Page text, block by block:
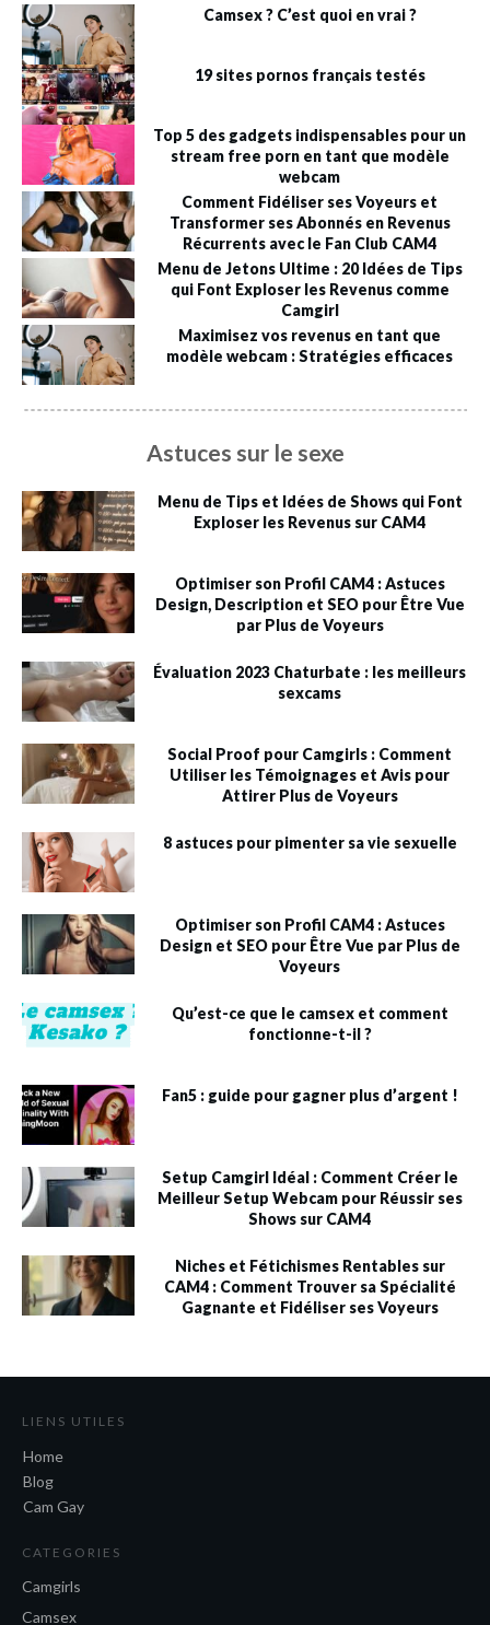
Camsex ? C’est quoi en vrai ?
19 sites pornos français testés
Top 5 des gadgets indispensables pour un
stream free porn en tant que modèle
webcam
Comment Fidéliser ses Voyeurs et
Transformer ses Abonnés en Revenus
Récurrents avec le Fan Club CAM4
Menu de Jetons Ultime : 20 Idées de Tips
qui Font Exploser les Revenus comme
Camgirl
Maximisez vos revenus en tant que
modèle webcam : Stratégies efficaces
Astuces sur le sexe
Menu de Tips et Idées de Shows qui Font
Exploser les Revenus sur CAM4
Optimiser son Profil CAM4 : Astuces
Design, Description et SEO pour Être Vue
par Plus de Voyeurs
Évaluation 2023 Chaturbate : les meilleurs
sexcams
Social Proof pour Camgirls : Comment
Utiliser les Témoignages et Avis pour
Attirer Plus de Voyeurs
8 astuces pour pimenter sa vie sexuelle
Optimiser son Profil CAM4 : Astuces
Design et SEO pour Être Vue par Plus de
Voyeurs
Qu’est-ce que le camsex et comment
fonctionne-t-il ?
Fan5 : guide pour gagner plus d’argent !
Setup Camgirl Idéal : Comment Créer le
Meilleur Setup Webcam pour Réussir ses
Shows sur CAM4
Niches et Fétichismes Rentables sur
CAM4 : Comment Trouver sa Spécialité
Gagnante et Fidéliser ses Voyeurs
LIENS UTILES
Home
Blog
Cam Gay
CATEGORIES
Camgirls
Camsex